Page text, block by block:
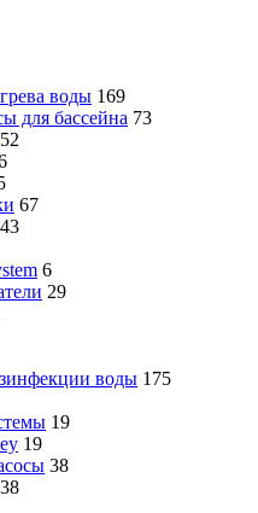
воды 169
для бассейна 73
52
67
43
6
29
воды 175
19
19
38
38